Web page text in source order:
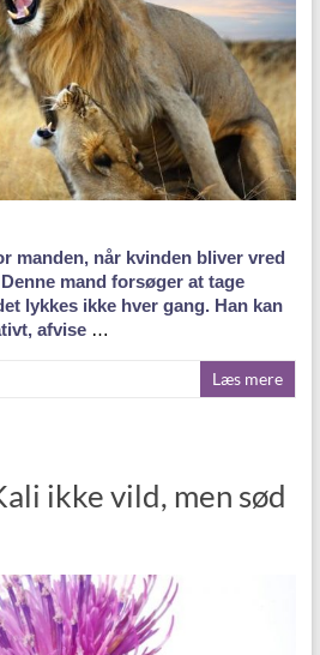
manden, når kvinden bliver vred
mand forsøger at tage
lykkes ikke hver gang. Han kan
afvise …
Læs mere
ikke vild, men sød